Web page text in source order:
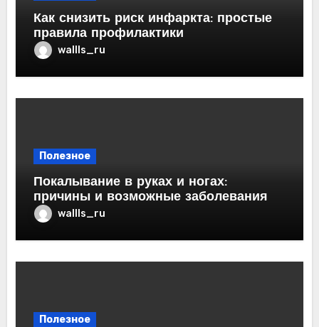
Как снизить риск инфаркта: простые
правила профилактики
wallls_ru
Полезное
Покалывание в руках и ногах:
причины и возможные заболевания
wallls_ru
Полезное